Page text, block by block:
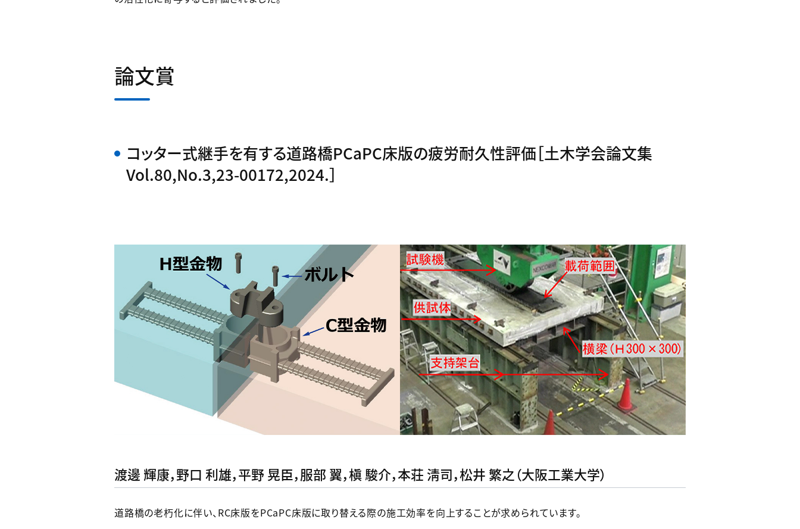
論文賞
コッター式継手を有する道路橋PCaPC床版の疲労耐久性評価［土木学会論文集
Vol.80,No.3,23-00172,2024.］
渡邊 輝康，野口 利雄，平野 晃臣，服部 翼，槇 駿介，本荘 淸司，松井 繁之（大阪工業大学）
道路橋の老朽化に伴い、RC床版をPCaPC床版に取り替える際の施工効率を向上することが求められています。